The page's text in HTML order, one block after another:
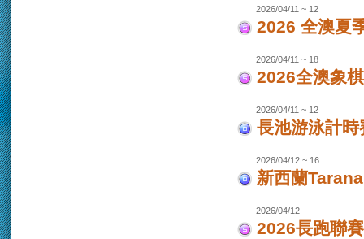
2026/04/11 ~ 12
2026 全澳夏
2026/04/11 ~ 18
2026全澳象
2026/04/11 ~ 12
長池游泳計
2026/04/12 ~ 16
新西蘭
2026/04/12
2026長跑聯